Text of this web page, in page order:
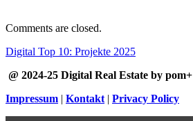
Comments are closed.
Digital Top 10: Projekte 2025
@ 2024-25 Digital Real Estate by pom+
Impressum | Kontakt | Privacy Policy